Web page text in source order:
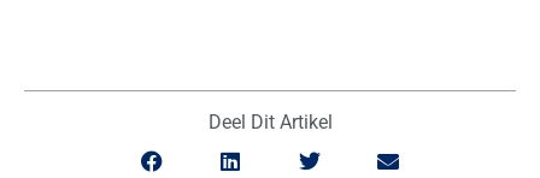
Deel Dit Artikel